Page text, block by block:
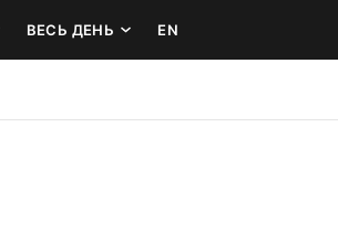
ВЕСЬ ДЕНЬ EN